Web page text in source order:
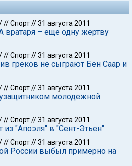
//Спорт//31 августа 2011
– еще одну жертву
//Спорт//31 августа 2011
греков не сыграют Бен Саар и
//Спорт//31 августа 2011
молодежной
//Спорт//31 августа 2011
"Апоэля" в "Сент-Этьен"
//Спорт//31 августа 2011
России выбыл примерно на